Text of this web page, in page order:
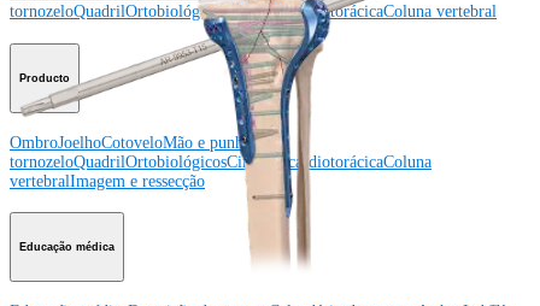
tornozeloQuadrilOrtobiológicosCirurgia cardiotorácicaColuna vertebral
Producto
OmbroJoelhoCotoveloMão e punho Pé e
tornozeloQuadrilOrtobiológicosCirurgia cardiotorácicaColuna
vertebralImagem e ressecção
Educação médica